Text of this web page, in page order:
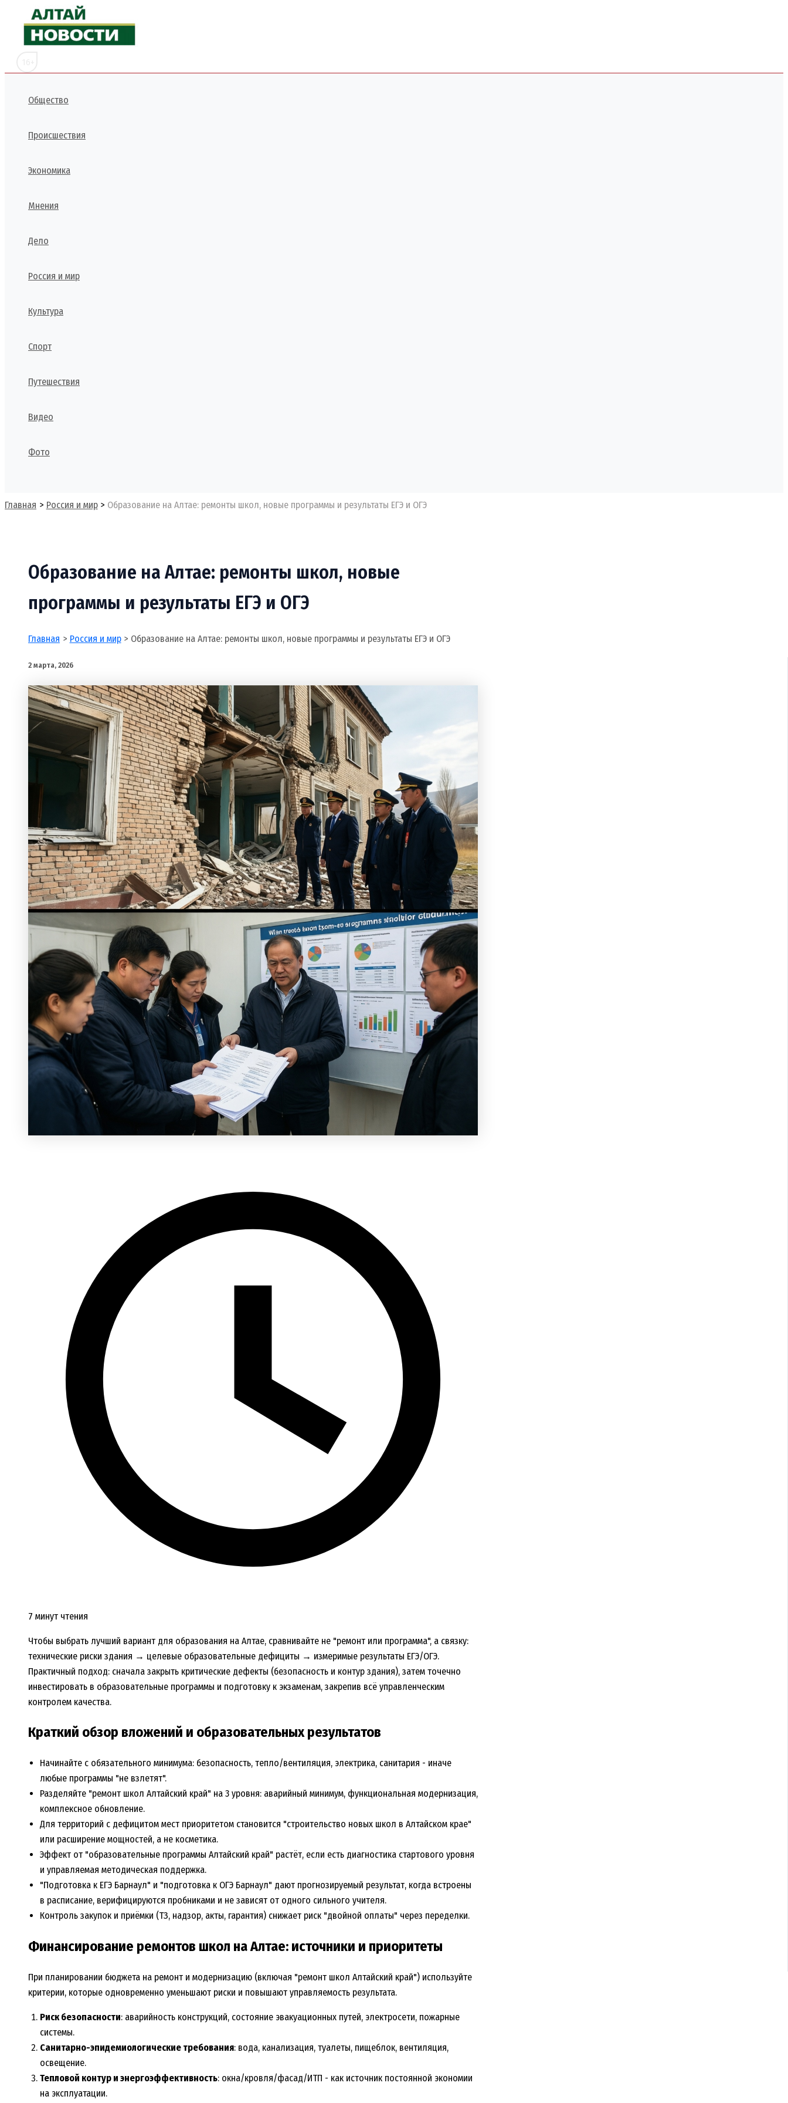
Перейти
содержимому
Общество
Происшествия
Экономика
Мнения
Дело
Россия и мир
Культура
Спорт
Путешествия
Видео
Фото
Главная Россия и мир Образование на Алтае: ремонты школ, новые программы и результаты ЕГЭ и ОГЭ
Образование на Алтае: ремонты школ, новые
программы и результаты ЕГЭ и ОГЭ
Главная Россия и мир Образование на Алтае: ремонты школ, новые программы и результаты ЕГЭ и ОГЭ
2 марта, 2026
7 минут чтения
Чтобы выбрать лучший вариант для образования на Алтае, сравнивайте не "ремонт или программа", а связку:
технические риски здания → целевые образовательные дефициты → измеримые результаты ЕГЭ/ОГЭ.
Практичный подход: сначала закрыть критические дефекты (безопасность и контур здания), затем точечно
инвестировать в образовательные программы и подготовку к экзаменам, закрепив всё управленческим
контролем качества.
Краткий обзор вложений и образовательных результатов
Начинайте с обязательного минимума: безопасность, тепло/вентиляция, электрика, санитария - иначе
любые программы "не взлетят".
Разделяйте "ремонт школ Алтайский край" на 3 уровня: аварийный минимум, функциональная модернизация,
комплексное обновление.
Для территорий с дефицитом мест приоритетом становится "строительство новых школ в Алтайском крае"
или расширение мощностей, а не косметика.
Эффект от "образовательные программы Алтайский край" растёт, если есть диагностика стартового уровня
и управляемая методическая поддержка.
"Подготовка к ЕГЭ Барнаул" и "подготовка к ОГЭ Барнаул" дают прогнозируемый результат, когда встроены
в расписание, верифицируются пробниками и не зависят от одного сильного учителя.
Контроль закупок и приёмки (ТЗ, надзор, акты, гарантия) снижает риск "двойной оплаты" через переделки.
Финансирование ремонтов школ на Алтае: источники и приоритеты
При планировании бюджета на ремонт и модернизацию (включая "ремонт школ Алтайский край") используйте
критерии, которые одновременно уменьшают риски и повышают управляемость результата.
Риск безопасности: аварийность конструкций, состояние эвакуационных путей, электросети, пожарные
системы.
Санитарно-эпидемиологические требования: вода, канализация, туалеты, пищеблок, вентиляция,
освещение.
Тепловой контур и энергоэффективность: окна/кровля/фасад/ИТП - как источник постоянной экономии
на эксплуатации.